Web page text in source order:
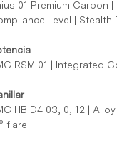
01 Premium Carbon
Level | Stealth
RSM 01 | Integrated
HB D4 03, 0, 12 |
flare